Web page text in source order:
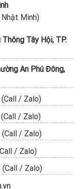
Minh)
Tây Hội, TP.
An Phú Đông,
/ Zalo)
/ Zalo)
/ Zalo)
/ Zalo)
/ Zalo)